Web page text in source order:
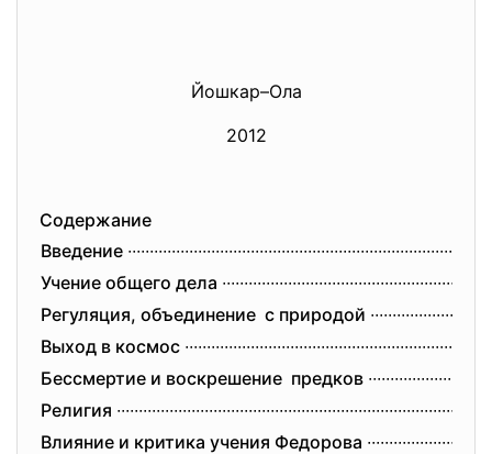
Йошкар–Ола
2012
Содержание
Введение ∙∙∙∙∙∙∙∙∙∙∙∙∙∙∙∙∙∙∙∙∙∙∙∙∙∙∙∙∙∙∙∙∙∙∙∙∙∙∙∙∙∙∙∙∙∙∙∙∙∙∙∙∙∙∙∙∙∙∙∙
Учение общего дела ∙∙∙∙∙∙∙∙∙∙∙∙∙∙∙∙∙∙∙∙∙∙∙∙∙∙∙∙∙∙∙∙∙∙∙∙∙∙∙∙∙∙∙∙∙∙∙∙∙∙∙∙∙∙∙∙∙∙∙∙
Регуляция, объединение с природой
Выход в космос ∙∙∙∙∙∙∙∙∙∙∙∙∙∙∙∙∙∙∙∙∙∙∙∙∙∙∙∙∙∙∙∙∙∙∙∙∙∙∙∙∙∙∙∙∙∙∙∙∙∙∙∙∙∙∙∙∙∙∙∙
Бессмертие и воскрешение предков ∙∙∙∙∙∙∙∙∙∙∙∙∙∙∙∙∙∙∙∙∙∙
Религия ∙∙∙∙∙∙∙∙∙∙∙∙∙∙∙∙∙∙∙∙∙∙∙∙∙∙∙∙∙∙∙∙∙∙∙∙∙∙∙∙∙∙∙∙∙∙∙∙∙∙∙∙∙∙∙∙∙∙∙∙
Влияние и критика учения Федорова